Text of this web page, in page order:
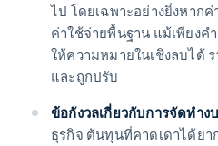
ไป โดยเฉพาะอย่างยิ่งหาก
ค่าใช้จ่ายพื้นฐาน แม้เพียงคํ
ให้ความหมายในเชิงลบได้
และถูกปรับ
ข้อกังวลเกี่ยวกับการจัดทํา
ธุรกิจ ต้นทุนที่คาดเดาได้ย